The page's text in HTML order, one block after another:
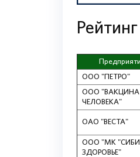
ООО "ПЕТРО"
ООО "ВАКЦИНА
ЧЕЛОВЕКА"
ОАО "ВЕСТА"
ООО "МК
ЗДОРОВЬЕ"